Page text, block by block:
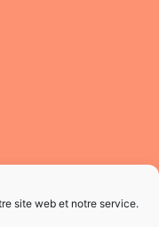
site web et notre service.